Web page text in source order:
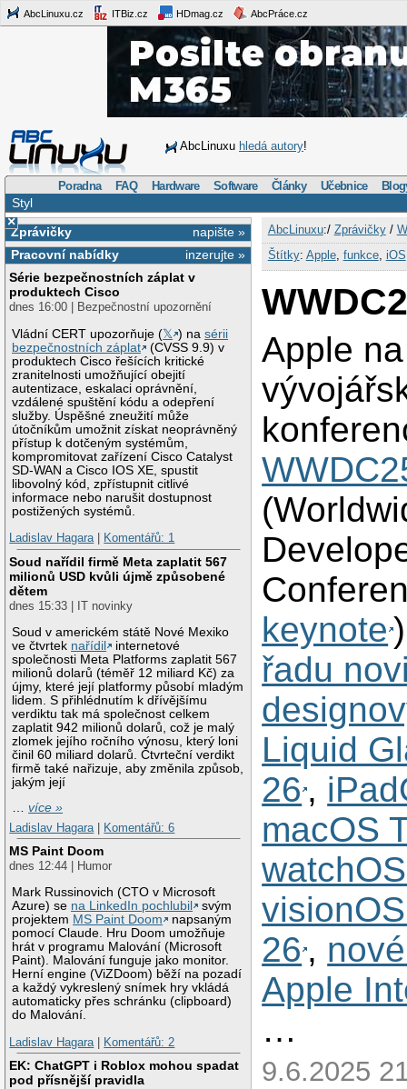
AbcLinuxu.cz ITBiz.cz HDmag.cz AbcPráce.cz
AbcLinuxu hledá autory!
Poradna FAQ Hardware Software Články Učebnice
Styl
×
napište »
Zprávičky
inzerujte »
Pracovní nabídky
Série bezpečnostních záplat v
produktech Cisco
dnes 16:00 | Bezpečnostní upozornění
Vládní CERT upozorňuje (𝕏 ) nasérii
bezpečnostních záplat
(CVSS 9.9) v
produktech Cisco řešících kritické
zranitelnosti umožňující obejití
autentizace, eskalaci oprávnění,
vzdálené spuštění kódu a odepření
služby. Úspěšné zneužití může
útočníkům umožnit získat neoprávněný
přístup k dotčeným systémům,
kompromitovat zařízení Cisco Catalyst
SD-WAN a Cisco IOS XE, spustit
libovolný kód, zpřístupnit citlivé
informace nebo narušit dostupnost
postižených systémů.
Ladislav Hagara| Komentářů: 1
Soud nařídil firmě Meta zaplatit 567
milionů USD kvůli újmě způsobené
dětem
dnes 15:33 | IT novinky
Soud v americkém státě Nové Mexiko
ve čtvrtek nařídil
internetové
společnosti Meta Platforms zaplatit 567
milionů dolarů (téměř 12 miliard Kč) za
újmy, které její platformy působí mladým
lidem. S přihlédnutím k dřívějšímu
verdiktu tak má společnost celkem
zaplatit 942 milionů dolarů, což je malý
zlomek jejího ročního výnosu, který loni
činil 60 miliard dolarů. Čtvrteční verdikt
firmě také nařizuje, aby změnila způsob,
jakým její
…více »
Ladislav Hagara
Komentářů: 6
MS Paint Doom
dnes 12:44 | Humor
Mark Russinovich (CTO v Microsoft
Azure) se na LinkedIn pochlubil
svým
projektem MS Paint Doom
napsaným
pomocí Claude. Hru Doom umožňuje
hrát v programu Malování (Microsoft
Paint). Malování funguje jako monitor.
Herní engine (ViZDoom) běží na pozadí
a každý vykreslený snímek hry vkládá
automaticky přes schránku (clipboard)
do Malování.
Ladislav Hagara
Komentářů: 2
EK: ChatGPT i Roblox mohou spadat
pod přísnější pravidla
AbcLinuxu:/ Zprávičky/
Štítky: Apple, funkce, iOS
Apple
keynote
řadu
Liquid
26 ,
macOS
26 ,
Apple
…
9.6.2025